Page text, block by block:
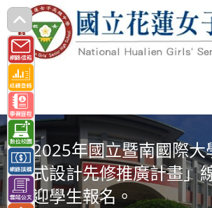
跳
轉
至
主
要
內
容 「2025年國立暨南國際大
程式設計先修推廣計畫」
歡迎學生報名。